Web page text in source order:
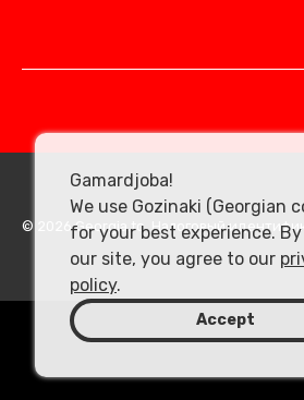
© 2026 Georgia.to. Налоговый
Gamardjoba!
We use Gozinaki (Georgian
for your best experience.
our site, you agree to our
policy.
Accept